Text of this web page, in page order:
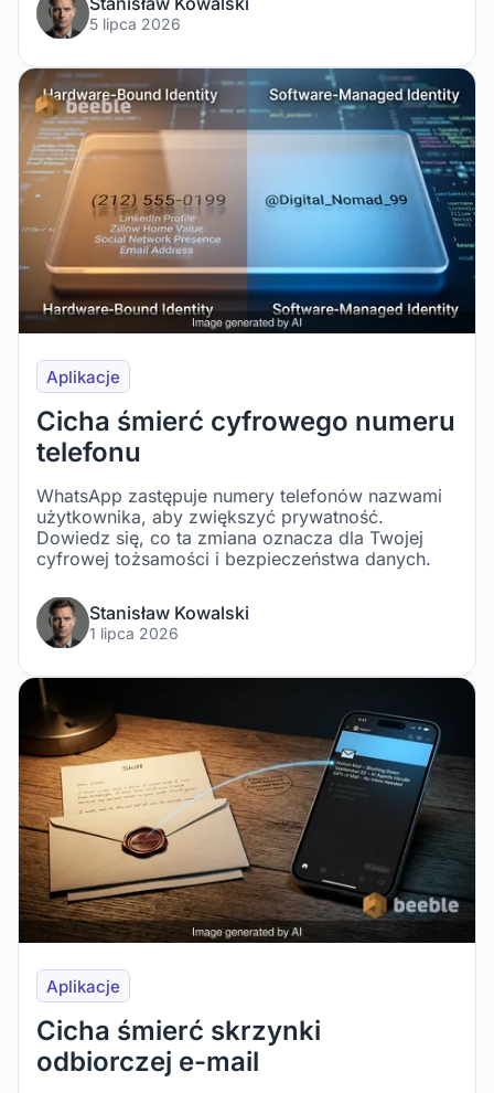
5 lipca 2026
Aplikacje
Cicha śmierć cyfrowego numeru
telefonu
WhatsApp zastępuje numery telefonów nazwami
użytkownika, aby zwiększyć prywatność.
Dowiedz się, co ta zmiana oznacza dla Twojej
cyfrowej tożsamości i bezpieczeństwa danych.
Stanisław Kowalski
1 lipca 2026
Aplikacje
Cicha śmierć skrzynki
odbiorczej e-mail